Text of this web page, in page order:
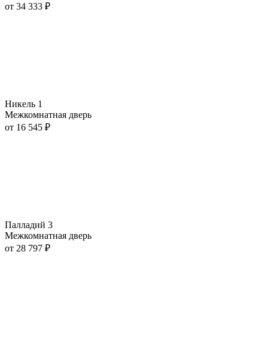
от 34 333 ₽
Никель 1
Межкомнатная дверь
от 16 545 ₽
Палладий 3
Межкомнатная дверь
от 28 797 ₽